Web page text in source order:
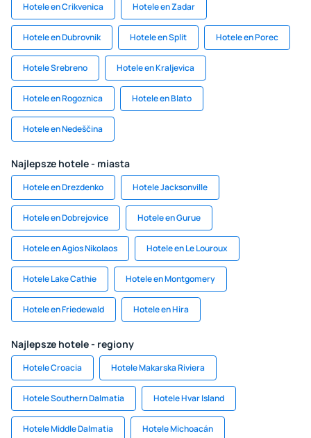
Hotele en Crikvenica Hotele en Zadar
Hotele en Dubrovnik Hotele en Split Hotele en Porec
Hotele Srebreno Hotele en Kraljevica
Hotele en Rogoznica Hotele en Blato
Hotele en Nedeščina
Najlepsze hotele - miasta
Hotele en Drezdenko Hotele Jacksonville
Hotele en Dobrejovice Hotele en Gurue
Hotele en Agios Nikolaos Hotele en Le Louroux
Hotele Lake Cathie Hotele en Montgomery
Hotele en Friedewald Hotele en Hira
Najlepsze hotele - regiony
Hotele Croacia Hotele Makarska Riviera
Hotele Southern Dalmatia Hotele Hvar Island
Hotele Middle Dalmatia Hotele Michoacán